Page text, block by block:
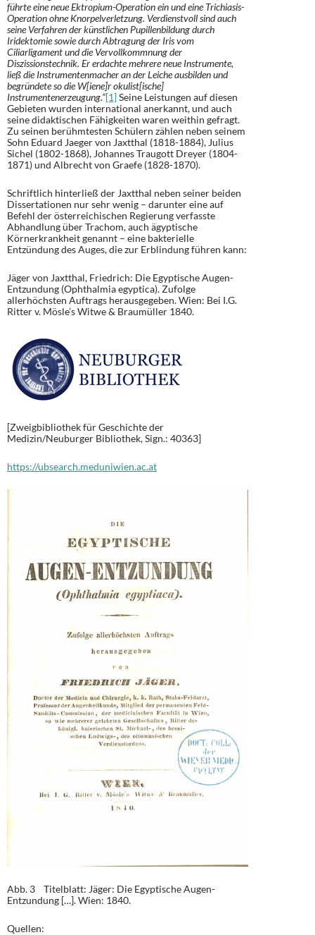
führte eine neue Ektropium-Operation ein und eine Trichiasis-
Operation ohne Knorpelverletzung. Verdienstvoll sind auch
seine Verfahren der künstlichen Pupillenbildung durch
Iridektomie sowie durch Abtragung der Iris vom
Ciliarligament und die Vervollkommnung der
Diszissionstechnik. Er erdachte mehrere neue Instrumente,
ließ die Instrumentenmacher an der Leiche ausbilden und
begründete so die W[iene]r okulist[ische]
Instrumentenerzeugung.“[1]Seine Leistungen auf diesen
Gebieten wurden international anerkannt, und auch
seine didaktischen Fähigkeiten waren weithin gefragt.
Zu seinen berühmtesten Schülern zählen neben seinem
Sohn Eduard Jaeger von Jaxtthal (1818-1884), Julius
Sichel (1802-1868), Johannes Traugott Dreyer (1804-
1871) und Albrecht von Graefe (1828-1870).
Schriftlich hinterließ der Jaxtthal neben seiner beiden
Dissertationen nur sehr wenig – darunter eine auf
Befehl der österreichischen Regierung verfasste
Abhandlung über Trachom, auch ägyptische
Körnerkrankheit genannt – eine bakterielle
Entzündung des Auges, die zur Erblindung führen kann:
Jäger von Jaxtthal, Friedrich: Die Egyptische Augen-
Entzundung (Ophthalmia egyptica). Zufolge
allerhöchsten Auftrags herausgegeben. Wien: Bei I.G.
Ritter v. Mösle’s Witwe & Braumüller 1840.
[Zweigbibliothek für Geschichte der
Medizin/Neuburger Bibliothek, Sign.: 40363]
https://ubsearch.meduniwien.ac.at
Abb. 3 Titelblatt: Jäger: Die Egyptische Augen-
Entzundung […]. Wien: 1840.
Quellen: